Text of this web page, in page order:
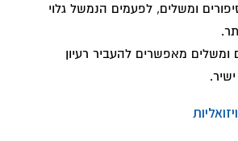
ומשלים, לפעמים הנמשל גלוי
ומשלים מאפשרים להעביר רעיון